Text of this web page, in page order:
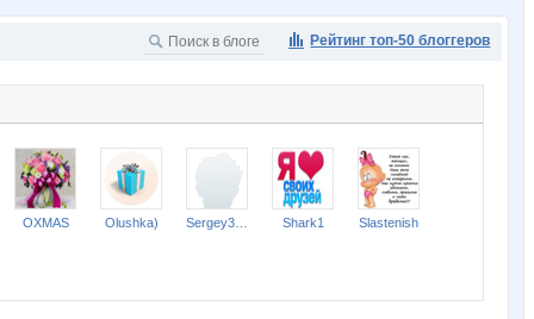
Рейтинг топ-50 блоггеров
OXMAS Olushka) Shark1 Slastenish